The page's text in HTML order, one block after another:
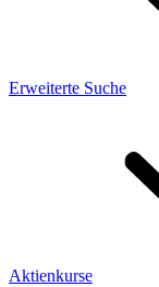
Erweiterte Suche
Aktienkurse